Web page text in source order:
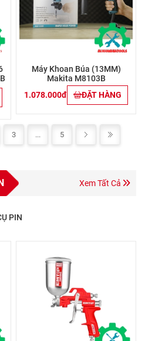
Máy Khoan Búa (13MM)
Makita M8103B
1.078.000đ
ĐẶT HÀNG
3 ... 5
Xem Tất Cả
PIN